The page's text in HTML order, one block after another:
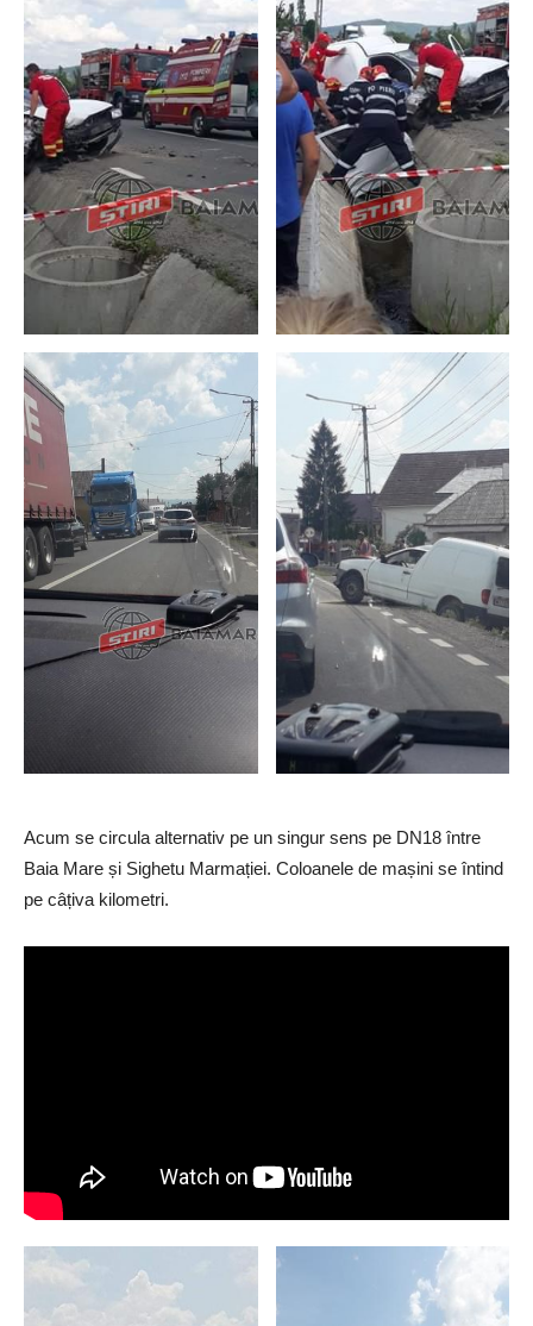
Acum se circula alternativ pe un singur sens pe DN18 între
Baia Mare și Sighetu Marmației. Coloanele de mașini se întind
pe câțiva kilometri.